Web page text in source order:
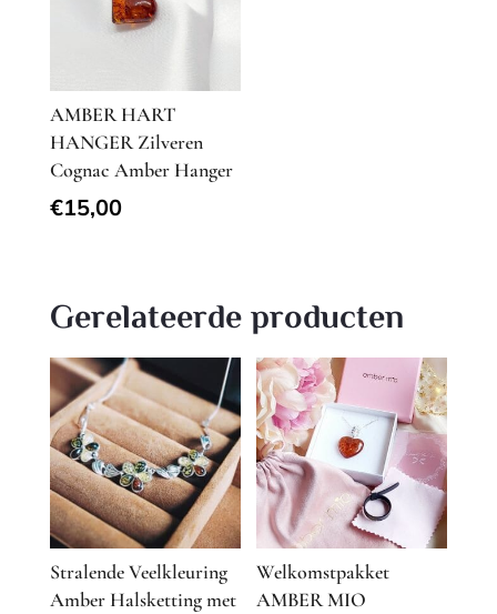
AMBER HART
HANGER Zilveren
Cognac Amber Hanger
€15,00
Gerelateerde producten
Stralende Veelkleuring
Amber Halsketting met
Welkomstpakket
AMBER MIO